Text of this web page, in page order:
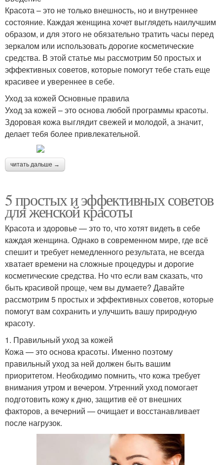
Красота – это не только внешность, но и внутреннее
состояние. Каждая женщина хочет выглядеть наилучшим
образом, и для этого не обязательно тратить часы перед
зеркалом или использовать дорогие косметические
средства. В этой статье мы рассмотрим 50 простых и
эффективных советов, которые помогут тебе стать еще
красивее и увереннее в себе.
Уход за кожей Основные правила
Уход за кожей – это основа любой программы красоты.
Здоровая кожа выглядит свежей и молодой, а значит,
делает тебя более привлекательной.
читать дальше →
5 простых и эффективных советов
для женской красоты
Красота и здоровье — это то, что хотят видеть в себе
каждая женщина. Однако в современном мире, где всё
спешит и требует немедленного результата, не всегда
хватает времени на сложные процедуры и дорогие
косметические средства. Но что если вам сказать, что
быть красивой проще, чем вы думаете? Давайте
рассмотрим 5 простых и эффективных советов, которые
помогут вам сохранить и улучшить вашу природную
красоту.
1. Правильный уход за кожей
Кожа — это основа красоты. Именно поэтому
правильный уход за ней должен быть вашим
приоритетом. Необходимо помнить, что кожа требует
внимания утром и вечером. Утренний уход помогает
подготовить кожу к дню, защитив её от внешних
факторов, а вечерний — очищает и восстанавливает
после нагрузок.